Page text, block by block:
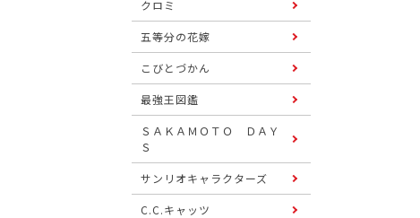
クロミ
五等分の花嫁
こびとづかん
最強王図鑑
ＳＡＫＡＭＯＴＯ ＤＡＹ
Ｓ
サンリオキャラクターズ
C.C.キャッツ